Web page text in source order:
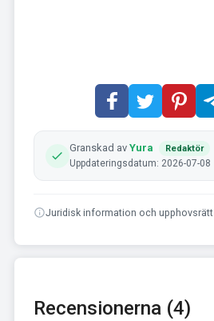
Granskad av Yura Redaktör
Uppdateringsdatum: 2026-07-08
Juridisk information och upphovsrätt
Recensionerna (4)